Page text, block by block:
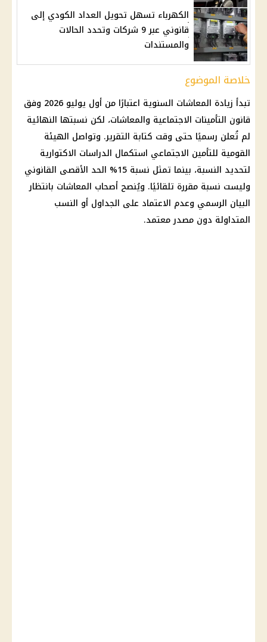
الكهرباء تسهل تحويل العداد الكودي إلى
قانوني عبر 9 شركات وتحدد الحالات
والمستندات
خلاصة الموضوع
تبدأ زيادة المعاشات السنوية اعتبارًا من أول يوليو 2026 وفق
قانون التأمينات الاجتماعية والمعاشات، لكن نسبتها النهائية
لم تُعلن رسميًا حتى وقت كتابة التقرير. وتواصل الهيئة
القومية للتأمين الاجتماعي استكمال الدراسات الاكتوارية
لتحديد النسبة، بينما تمثل نسبة 15% الحد الأقصى القانوني
وليست نسبة مقررة تلقائيًا. ويُنصح أصحاب المعاشات بانتظار
البيان الرسمي وعدم الاعتماد على الجداول أو النسب
المتداولة دون مصدر معتمد.